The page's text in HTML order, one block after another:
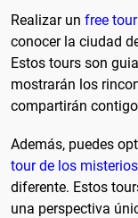
Realizar un free
conocer la ciudad
Estos tours son
mostrarán los
compartirán
Además, puedes
tour de los
diferente. Estos
una perspectiva